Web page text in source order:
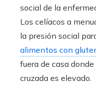
social de la
Los celíacos a
la presión social
alimentos con
fuera de casa
cruzada es elevado.